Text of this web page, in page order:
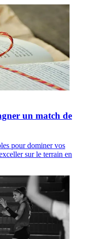
un match de
pour dominer vos
sur le terrain en